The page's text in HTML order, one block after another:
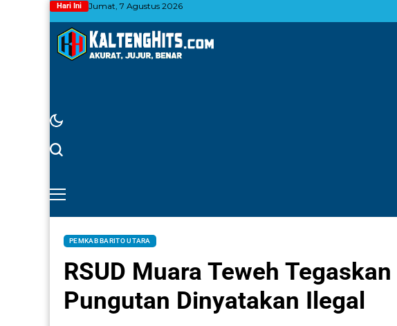
Hari Ini Jumat, 7 Agustus 2026
PEMKAB BARITO UTARA
RSUD Muara Teweh
Pungutan Dinyatakan Ilegal